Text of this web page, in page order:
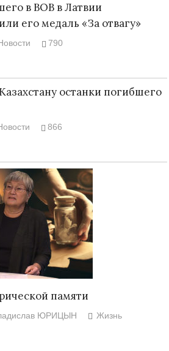
в ВОВ в Латвии
его медаль «За отвагу»
790
останки погибшего
866
памяти
ЮРИЦЫН
Жизнь